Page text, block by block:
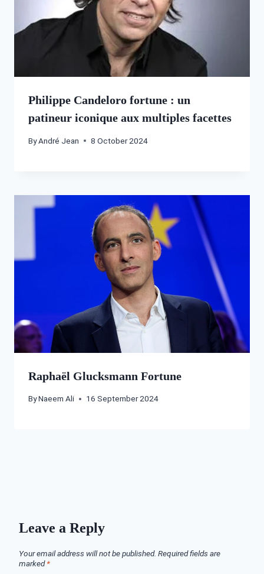
Philippe Candeloro fortune : un
patineur iconique aux multiples facettes
ByAndré Jean 8 October 2024
Raphaël Glucksmann Fortune
ByNaeem Ali 16 September 2024
Leave a Reply
Your email address will not be published. Required fields are
marked*